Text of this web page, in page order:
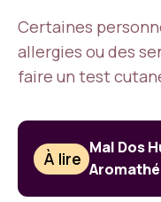
Certaines
allergies ou des
faire un test
À lire
Mal Dos